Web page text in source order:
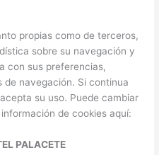
propias como de terceros,
sobre su navegación y
con sus preferencias,
de navegación. Si continua
su uso. Puede cambiar
de cookies aquí:
PALACETE